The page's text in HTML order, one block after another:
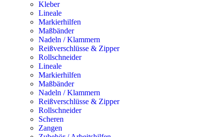
Kleber
Lineale
Markierhilfen
Maßbänder
Nadeln / Klammern
Reißverschlüsse & Zipper
Rollschneider
Lineale
Markierhilfen
Maßbänder
Nadeln / Klammern
Reißverschlüsse & Zipper
Rollschneider
Scheren
Zangen